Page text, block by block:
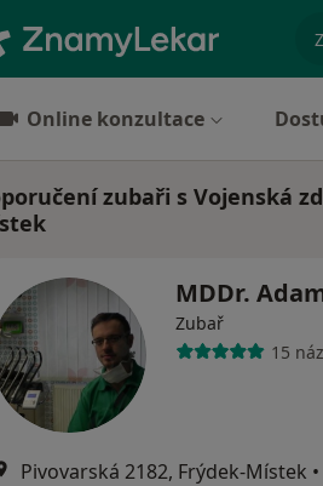
Online konzultace
zubaři s Vojenská
MDDr.
Zubař
15
Pivovarská 2182, Frýdek-Místek •